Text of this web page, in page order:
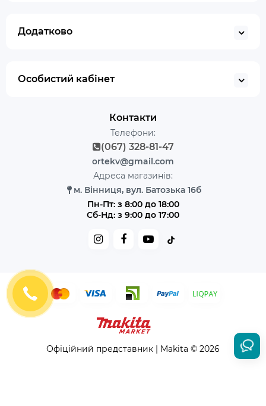
Додатково
Особистий кабінет
Контакти
Телефони:
(067) 328-81-47
ortekv@gmail.com
Адреса магазинів:
м. Вінниця, вул. Батозька 16б
Пн-Пт: з 8:00 до 18:00
Сб-Нд: з 9:00 до 17:00
Офіційний представник | Makita © 2026